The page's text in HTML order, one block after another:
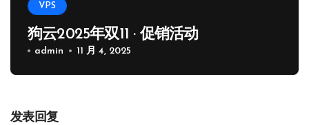
VPS
狗云2025年双11 · 促销活动
admin 11 月 4, 2025
发表回复